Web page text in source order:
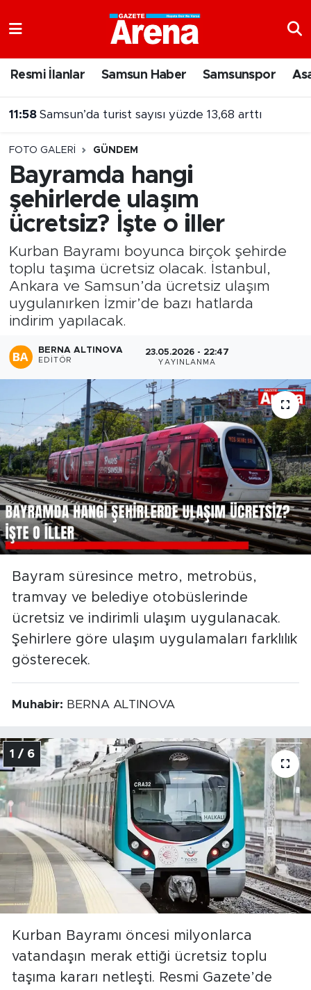
Resmi İlanlar Samsun Haber Samsunspor
11:58 Samsun’da turist sayısı yüzde 13,68 arttı
FOTO GALERI GÜNDEM
Bayramda hangi
şehirlerde ulaşım
ücretsiz? İşte o iller
Kurban Bayramı boyunca birçok şehirde
toplu taşıma ücretsiz olacak. İstanbul,
Ankara ve Samsun’da ücretsiz ulaşım
uygulanırken İzmir’de bazı hatlarda
indirim yapılacak.
BERNA ALTINOVA
EDITÖR
23.05.2026 - 22:47
YAYINLANMA
Bayram süresince metro, metrobüs,
tramvay ve belediye otobüslerinde
ücretsiz ve indirimli ulaşım uygulanacak.
Şehirlere göre ulaşım uygulamaları farklılık
gösterecek.
Muhabir: BERNA ALTINOVA
1 / 6
Kurban Bayramı öncesi milyonlarca
vatandaşın merak ettiği ücretsiz toplu
taşıma kararı netleşti. Resmi Gazete’de
Samsun Namaz Vakitleri
Süper Lig Puan Durumu ve Fikstür
Tüm Manşetler
Son Dakika Haberleri
Haber Arşivi